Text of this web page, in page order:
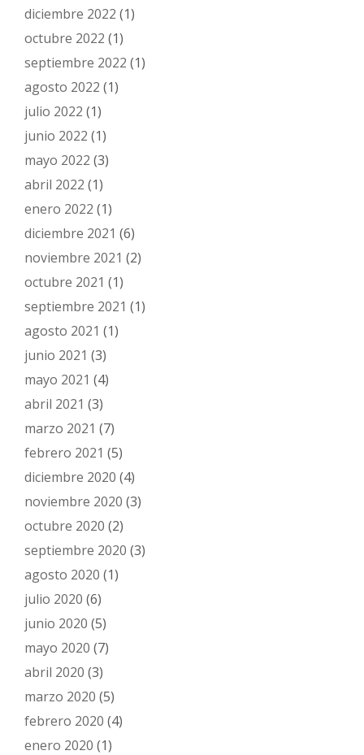
diciembre 2022 (1)
octubre 2022 (1)
septiembre 2022 (1)
agosto 2022 (1)
julio 2022 (1)
junio 2022 (1)
mayo 2022 (3)
abril 2022 (1)
enero 2022 (1)
diciembre 2021 (6)
noviembre 2021 (2)
octubre 2021 (1)
septiembre 2021 (1)
agosto 2021 (1)
junio 2021 (3)
mayo 2021 (4)
abril 2021 (3)
marzo 2021 (7)
febrero 2021 (5)
diciembre 2020 (4)
noviembre 2020 (3)
octubre 2020 (2)
septiembre 2020 (3)
agosto 2020 (1)
julio 2020 (6)
junio 2020 (5)
mayo 2020 (7)
abril 2020 (3)
marzo 2020 (5)
febrero 2020 (4)
enero 2020 (1)